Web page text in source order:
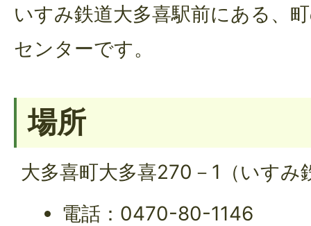
いすみ鉄道大多喜駅前にある、
センターです。
場所
大多喜町大多喜270－1（いすみ
電話：0470-80-1146